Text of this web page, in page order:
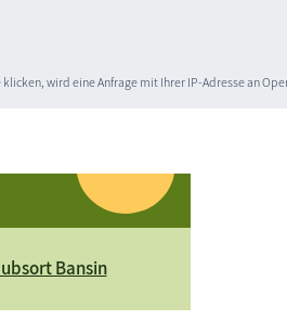
klicken, wird eine Anfrage mit Ihrer IP-Adresse an
Bansin